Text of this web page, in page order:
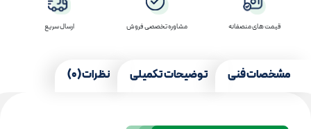
قیمت های منصفانه مشاوره تخصصی فروش ارسال سریع
مشخصات فنی توضیحات تکمیلی نظرات (0)